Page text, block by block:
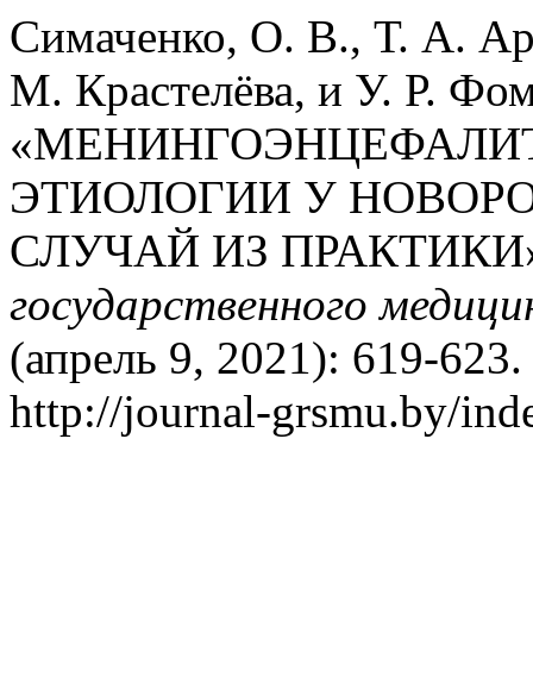
Симаченко, О. В., Т. А.
М. Крастелёва, и У. Р.
ЭТИОЛОГИИ У
СЛУЧАЙ ИЗ
государственного
(апрель 9, 2021): 619-
http://journal-grsmu.by/